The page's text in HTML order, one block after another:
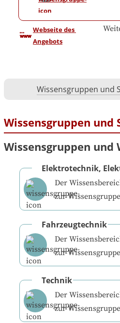
Webseite des
Angebots
Wissensgruppen und
Wissensgruppen und
Wissensgruppen und
Elektrotechnik,
Der
zur
Fahrzeugtechnik
Der
zur
Technik
Der
zur